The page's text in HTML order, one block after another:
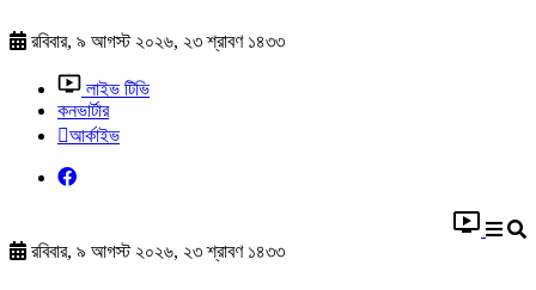
রবিবার, ৯ আগস্ট ২০২৬, ২৩ শ্রাবণ ১৪৩৩
লাইভ টিভি
কনভার্টার
আর্কাইভ
রবিবার, ৯ আগস্ট ২০২৬, ২৩ শ্রাবণ ১৪৩৩